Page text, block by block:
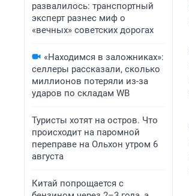
развалилось: транспортный
эксперт разнес миф о
«вечных» советских дорогах
«Находимся в заложниках»:
селлеры рассказали, сколько
миллионов потеряли из-за
ударов по складам WB
Туристы хотят на остров. Что
происходит на паромной
переправе на Ольхон утром 6
августа
Китай попрощается с